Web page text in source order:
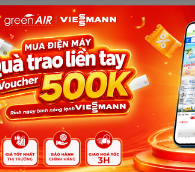
dần